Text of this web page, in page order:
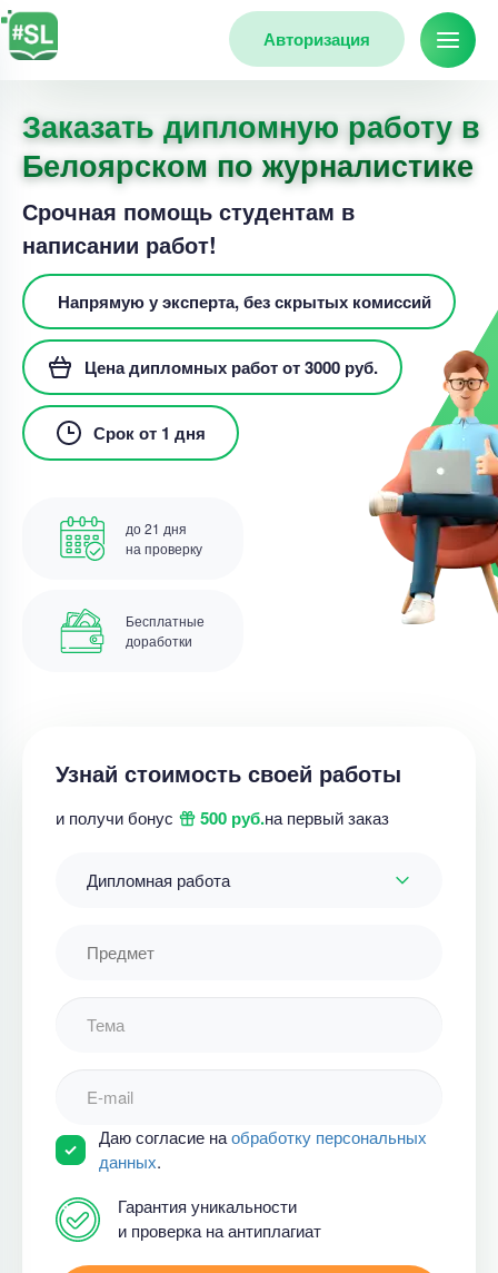
Авторизация
Заказать дипломную работу в
Белоярском по журналистике
Срочная помощь студентам в
написании работ!
Напрямую у эксперта, без скрытых комиссий
Цена дипломных работ от 3000 руб.
Срок от 1 дня
до 21 дня
на проверку
Бесплатные
доработки
Узнай стоимость своей работы
и получи бонус 500 руб.на первый заказ
Дипломная работа
Даю согласие наобработку персональных
данных.
Гарантия уникальности
и проверка на антиплагиат